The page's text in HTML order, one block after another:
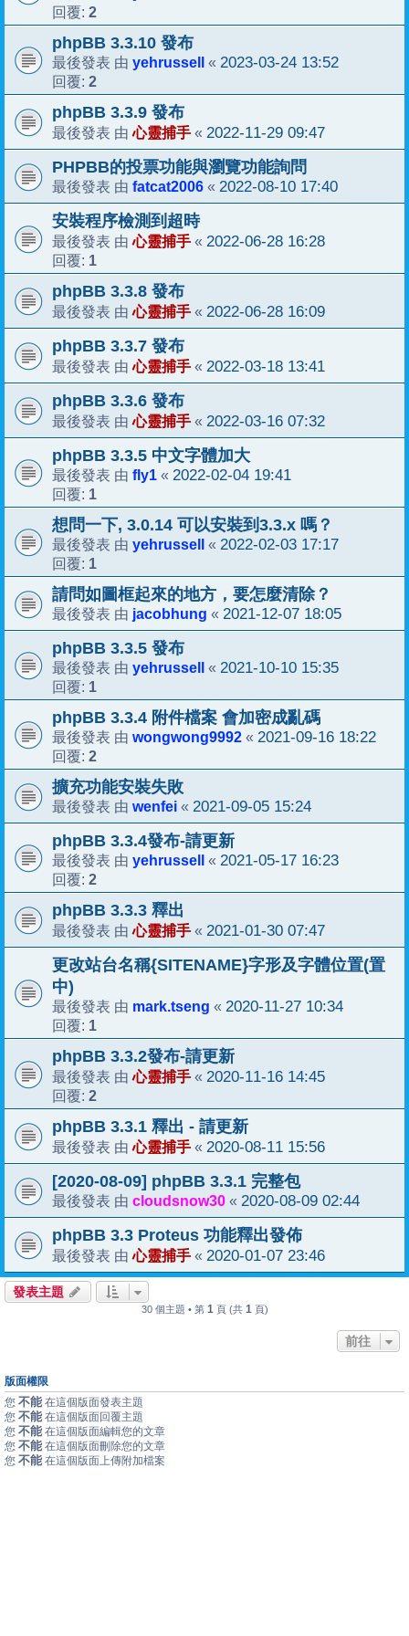
回覆: 2
phpBB 3.3.10 發布
最後發表 由 yehrussell « 2023-03-24 13:52
回覆: 2
phpBB 3.3.9 發布
最後發表 由心靈捕手 « 2022-11-29 09:47
PHPBB的投票功能與瀏覽功能詢問
最後發表 由 fatcat2006 « 2022-08-10 17:40
安裝程序檢測到超時
最後發表 由心靈捕手 « 2022-06-28 16:28
回覆: 1
phpBB 3.3.8 發布
最後發表 由心靈捕手 « 2022-06-28 16:09
phpBB 3.3.7 發布
最後發表 由心靈捕手 « 2022-03-18 13:41
phpBB 3.3.6 發布
最後發表 由心靈捕手 « 2022-03-16 07:32
phpBB 3.3.5 中文字體加大
最後發表 由 fly1 « 2022-02-04 19:41
回覆: 1
想問一下, 3.0.14 可以安裝到3.3.x 嗎？
最後發表 由 yehrussell « 2022-02-03 17:17
回覆: 1
請問如圖框起來的地方，要怎麼清除？
最後發表 由 jacobhung « 2021-12-07 18:05
phpBB 3.3.5 發布
最後發表 由 yehrussell « 2021-10-10 15:35
回覆: 1
phpBB 3.3.4 附件檔案 會加密成亂碼
最後發表 由 wongwong9992 « 2021-09-16 18:22
回覆: 2
擴充功能安裝失敗
最後發表 由 wenfei « 2021-09-05 15:24
phpBB 3.3.4發布-請更新
最後發表 由 yehrussell « 2021-05-17 16:23
回覆: 2
phpBB 3.3.3 釋出
最後發表 由心靈捕手 « 2021-01-30 07:47
更改站台名稱{SITENAME}字形及字體位置(置
中)
最後發表 由 mark.tseng « 2020-11-27 10:34
回覆: 1
phpBB 3.3.2發布-請更新
最後發表 由心靈捕手 « 2020-11-16 14:45
回覆: 2
phpBB 3.3.1 釋出 - 請更新
最後發表 由心靈捕手 « 2020-08-11 15:56
[2020-08-09] phpBB 3.3.1 完整包
最後發表 由 cloudsnow30 « 2020-08-09 02:44
phpBB 3.3 Proteus 功能釋出發佈
最後發表 由心靈捕手 « 2020-01-07 23:46
發表主題
30 個主題 • 第 1 頁 (共 1 頁)
前往
版面權限
您 不能 在這個版面發表主題
您 不能 在這個版面回覆主題
您 不能 在這個版面編輯您的文章
您 不能 在這個版面刪除您的文章
您 不能 在這個版面上傳附加檔案